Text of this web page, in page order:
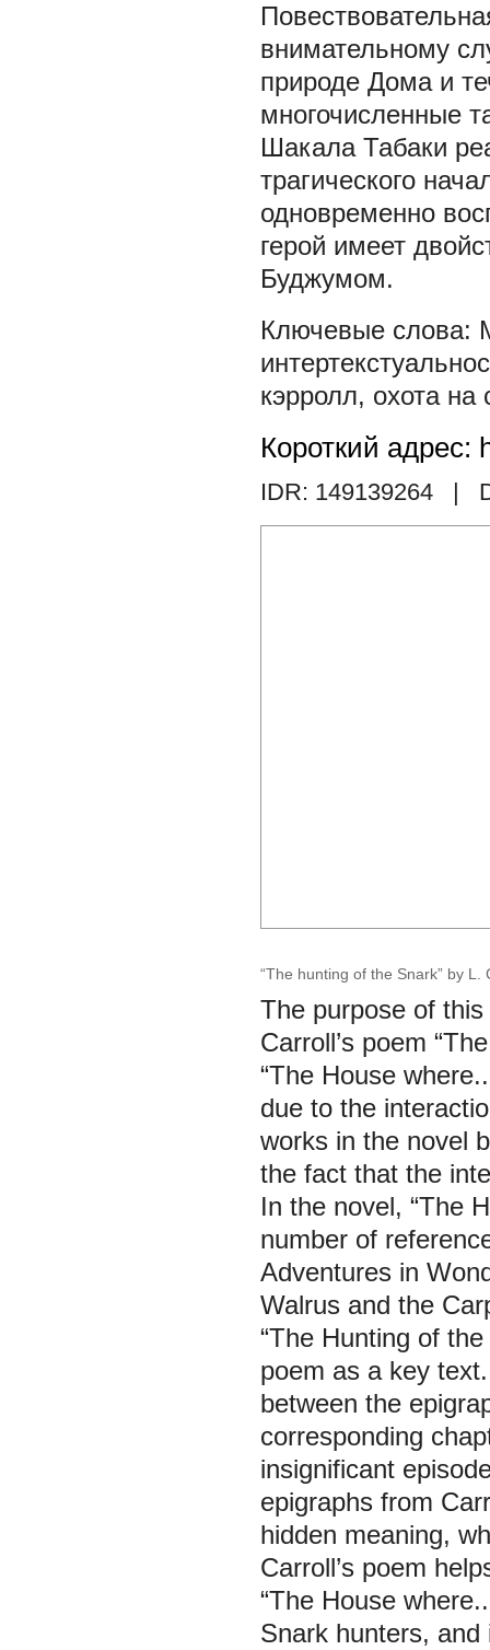
внимательному
природе Дома и
многочисленные
Шакала Табаки
трагического
одновременно
герой имеет
Буджумом.
кэрролл, охота на
Короткий адрес:
IDR: 149139264 |
“The hunting of the Snark” by
The purpose of
Carroll’s poem
“The House
due to the
works in the novel
the fact that the
In the novel, “The
number of
Adventures in
Walrus and the
“The Hunting of
poem as a key
between the
corresponding
insignificant
epigraphs from
hidden meaning,
Carroll’s poem
“The House
Snark hunters,